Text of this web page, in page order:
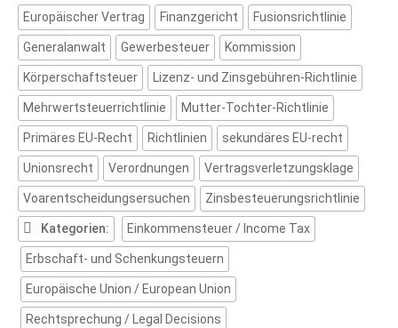
Europäischer Vertrag Finanzgericht Fusionsrichtlinie
Generalanwalt Gewerbesteuer Kommission
Körperschaftsteuer Lizenz- und Zinsgebühren-Richtlinie
Mehrwertsteuerrichtlinie Mutter-Tochter-Richtlinie
Primäres EU-Recht Richtlinien sekundäres EU-recht
Unionsrecht Verordnungen Vertragsverletzungsklage
Voarentscheidungsersuchen Zinsbesteuerungsrichtlinie
Kategorien: Einkommensteuer / Income Tax
Erbschaft- und Schenkungsteuern
Europäische Union / European Union
Rechtsprechung / Legal Decisions